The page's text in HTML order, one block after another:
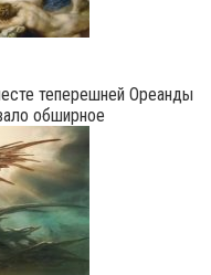
теперешней Ореанды
обширное